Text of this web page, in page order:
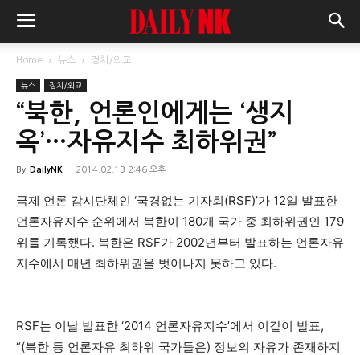
Home 뉴스 정치/외교
뉴스 정치/외교
“북한, 언론인에게는 ‘생지
옥’…자유지수 최하위권”
By DailyNK - 2014.02.13 2:46 오후
국제 언론 감시단체인 ‘국경없는 기자회(RSF)’가 12일 발표한
언론자유지수 순위에서 북한이 180개 국가 중 최하위권인 179
위를 기록했다. 북한은 RSF가 2002년부터 발표하는 언론자유
지수에서 매년 최하위권을 벗어나지 못하고 있다.
RSF는 이날 발표한 ‘2014 언론자유지수’에서 이같이 발표,
“(북한 등 언론자유 최하위 국가들은) 정보의 자유가 존재하지